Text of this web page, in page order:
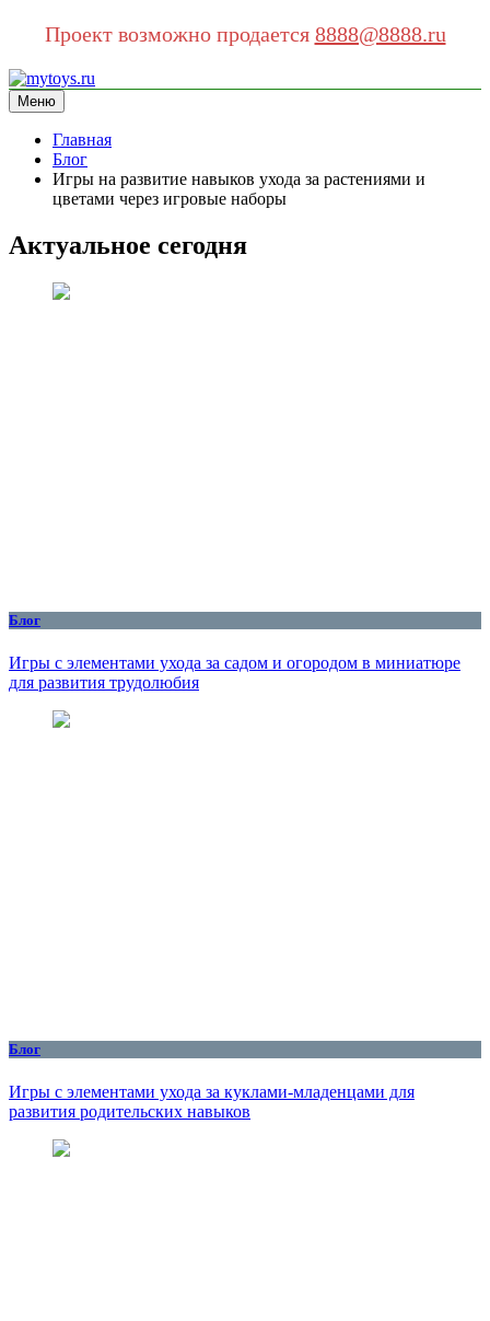
Проект возможно продается 8888@8888.ru
Перейти
к
содержимому
mytoys.ru
информационный сайт
Меню
Главная
Блог
Игры на развитие навыков ухода за растениями и
цветами через игровые наборы
Актуальное сегодня
Блог
Игры с элементами ухода за садом и огородом в миниатюре
для развития трудолюбия
Блог
Игры с элементами ухода за куклами-младенцами для
развития родительских навыков